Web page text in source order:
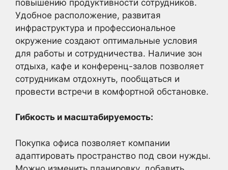
повышению продуктивности сотрудников.
Удобное расположение, развитая
инфраструктура и профессиональное
окружение создают оптимальные условия
для работы и сотрудничества. Наличие зон
отдыха, кафе и конференц-залов позволяет
сотрудникам отдохнуть, пообщаться и
провести встречи в комфортной обстановке.
Гибкость и масштабируемость:
Покупка офиса позволяет компании
адаптировать пространство под свои нужды.